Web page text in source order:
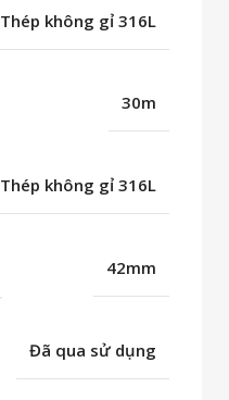
Thép không gỉ 316L
30m
Thép không gỉ 316L
42mm
Đã qua sử dụng